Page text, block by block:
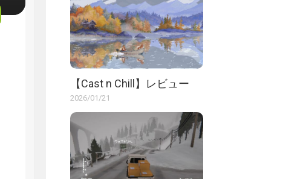
【Cast n Chill】レビュー
2026/01/21